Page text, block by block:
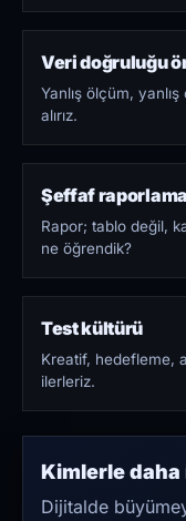
Veri doğruluğu
Yanlış ölçüm,
alırız.
Şeffaf raporlama
Rapor; tablo değil,
ne öğrendik?
Test kültürü
Kreatif, hedefleme,
ilerleriz.
Kimlerle daha
Dijitalde